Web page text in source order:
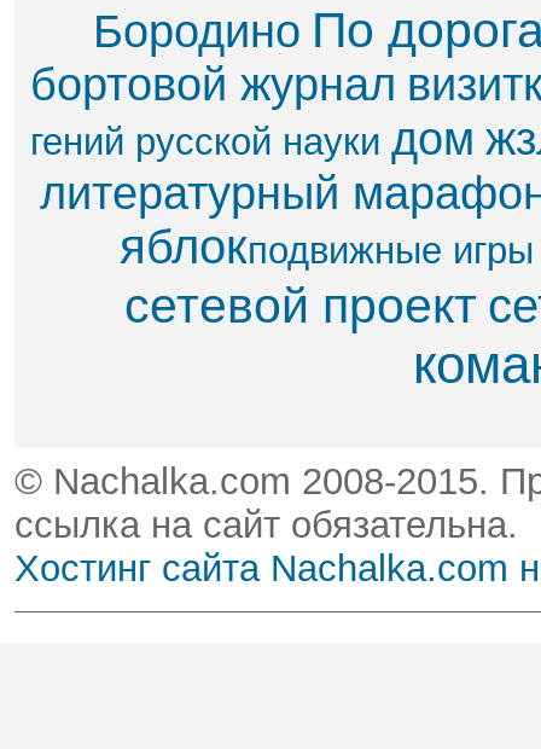
Бородино По
бортовой журнал
гений русской науки дом
литературный
яблок​подвижные игры
сетевой проект
© Nachalka.com 2008-2015.
ссылка на сайт обязательна.
Хостинг сайта Nachalka.com